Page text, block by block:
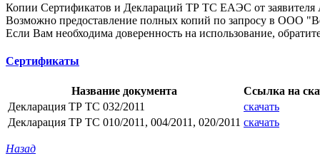
Копии Сертификатов и Деклараций ТР ТС ЕАЭС от заявителя
Возможно предоставление полных копий по запросу в ООО
Если Вам необходима доверенность на использование,
Сертификаты
Название документа
Ссылка на
Декларация ТР ТС 032/2011
скачать
Декларация ТР ТС 010/2011, 004/2011, 020/2011 скачать
Назад